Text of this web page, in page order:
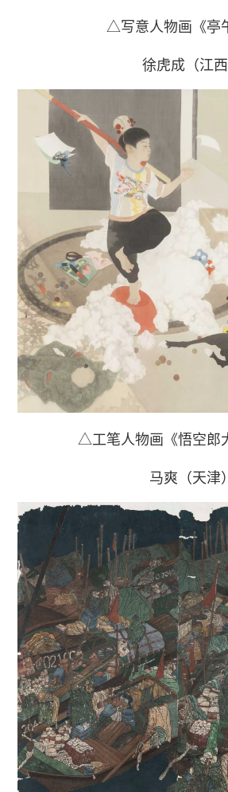
△写意人物画《亭
徐虎成（江西
△工笔人物画《悟空郎
马爽（天津）